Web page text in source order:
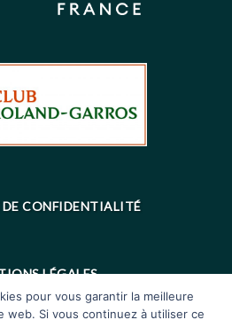
CONFIDENTIALITÉ
LÉGALES
pour vous garantir la meilleure
web. Si vous continuez à utiliser ce